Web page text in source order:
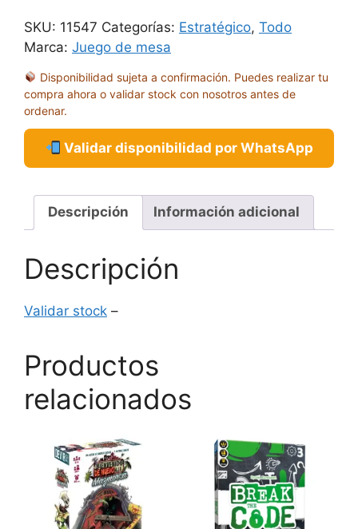
cantidad
SKU: 11547 Categorías: Estratégico, Todo
Marca: Juego de mesa
Disponibilidad sujeta a confirmación. Puedes realizar tu
compra ahora o validar stock con nosotros antes de
ordenar.
Validar disponibilidad por WhatsApp
Descripción Información adicional
Descripción
Validar stock –
Productos
relacionados